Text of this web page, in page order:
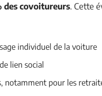
des covoitureurs. Cette
individuel de la voiture
lien social
notamment pour les